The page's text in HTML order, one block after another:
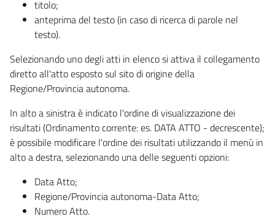
titolo;
anteprima del testo (in caso di ricerca di parole nel
testo).
Selezionando uno degli atti in elenco si attiva il collegamento
diretto all'atto esposto sul sito di origine della
Regione/Provincia autonoma.
In alto a sinistra è indicato l'ordine di visualizzazione dei
risultati (Ordinamento corrente: es. DATA ATTO - decrescente);
è possibile modificare l'ordine dei risultati utilizzando il menù in
alto a destra, selezionando una delle seguenti opzioni:
Data Atto;
Regione/Provincia autonoma-Data Atto;
Numero Atto.